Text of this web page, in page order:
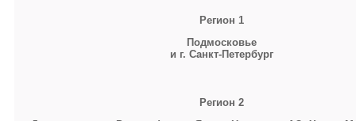
Регион 1
Подмосковье
и г. Санкт-Петербург
Регион 2